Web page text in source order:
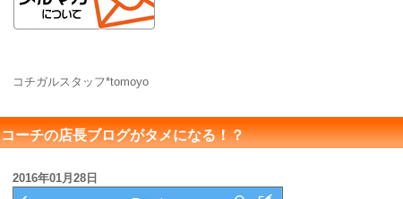
コチガルスタッフ*tomoyo
コーチの店長ブログがタメになる！？
2016年01月28日